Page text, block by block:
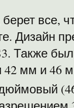
все,
Дизайн
Также
42 мм и 46
дюймовый